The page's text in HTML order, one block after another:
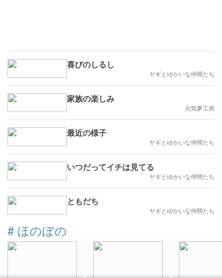
喜びのしるし
ヤギとゆかいな仲間たち
家族の楽しみ
元気夢工房
最近の様子
ヤギとゆかいな仲間たち
いつだってイチは見てる
ヤギとゆかいな仲間たち
ともだち
ヤギとゆかいな仲間たち
# ほのぼの